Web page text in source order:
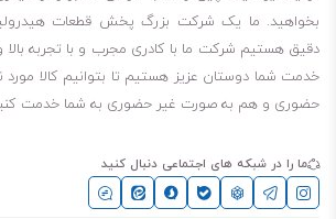
بخواهید. ما یک شرکت بزرگ پخش قطعات
خدمت شما دوستان عزیز هستیم تا بتوانیم کالا
حضوری و هم به صورت غیر حضوری به شما خدمت
ما را در شبکه های اجتماعی دنبال کنید